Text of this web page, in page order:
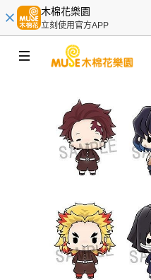
木棉花樂園
立刻使用官方APP